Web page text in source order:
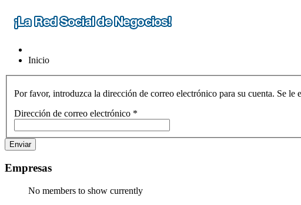
Inicio
Por favor, introduzca la dirección de correo electrónico para su cuenta. Se
Dirección de correo electrónico *
Enviar
Empresas
No members to show currently